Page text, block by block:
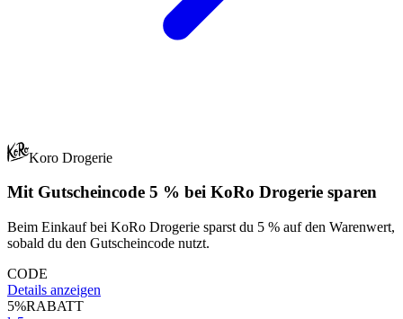
Koro Drogerie
Mit Gutscheincode 5 % bei KoRo Drogerie sparen
Beim Einkauf bei KoRo Drogerie sparst du 5 % auf den Warenwert,
sobald du den Gutscheincode nutzt.
CODE
Details anzeigen
5%RABATT